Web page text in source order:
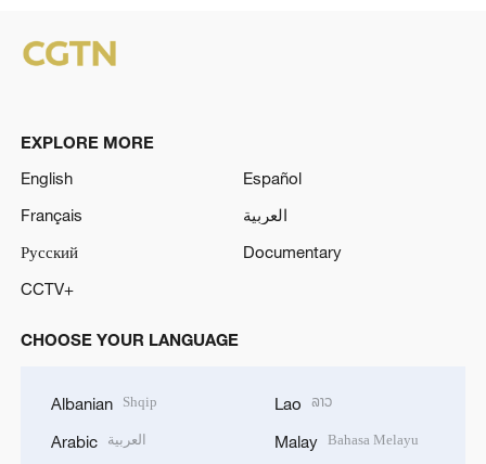
EXPLORE MORE
English
Español
Français
العربية
Русский
Documentary
CCTV+
CHOOSE YOUR LANGUAGE
Albanian Shqip
Arabic العربية
Lao ລາວ
Malay Bahasa Melayu